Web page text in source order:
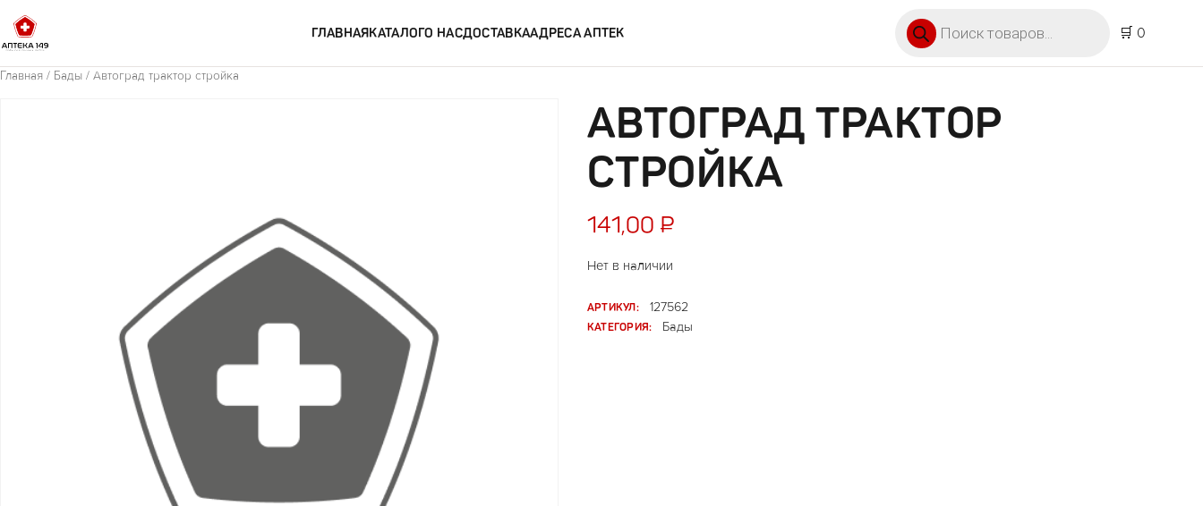
ГЛАВНАЯКАТАЛОГО НАСДОСТАВКААДРЕСА АПТЕК
🛒 0
Главная / Бады / Автоград трактор стройка
АВТОГРАД ТРАКТОР
СТРОЙКА
141,00 ₽
Нет в наличии
АРТИКУЛ:
127562
КАТЕГОРИЯ:
Бады